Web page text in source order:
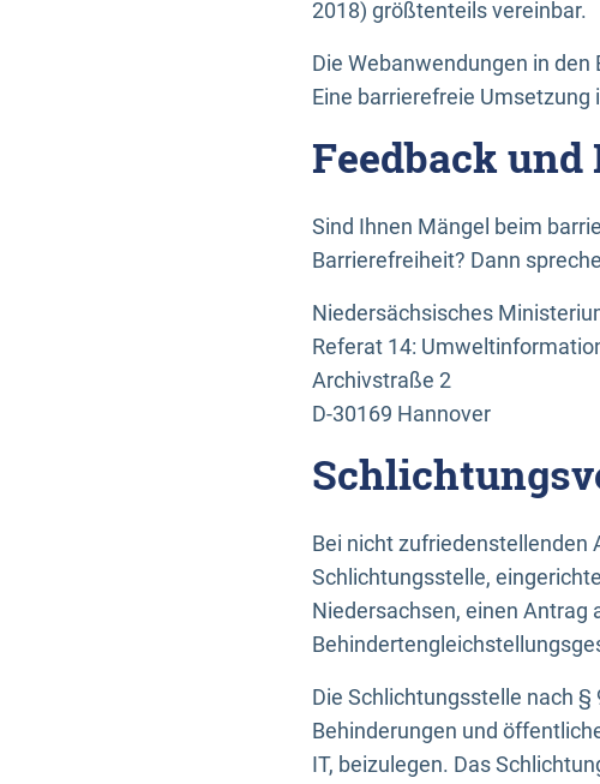
2018) größtenteils vereinbar.
Die Webanwendungen in
Eine barrierefreie
Feedback
Sind Ihnen Mängel beim
Barrierefreiheit? Dann
Niedersächsisches
Referat 14:
Archivstraße 2
D-30169 Hannover
Bei nicht zufriedenstellenden
Schlichtungsstelle,
Niedersachsen, einen Antrag
Die Schlichtungsstelle nach
Behinderungen und
IT, beizulegen. Das